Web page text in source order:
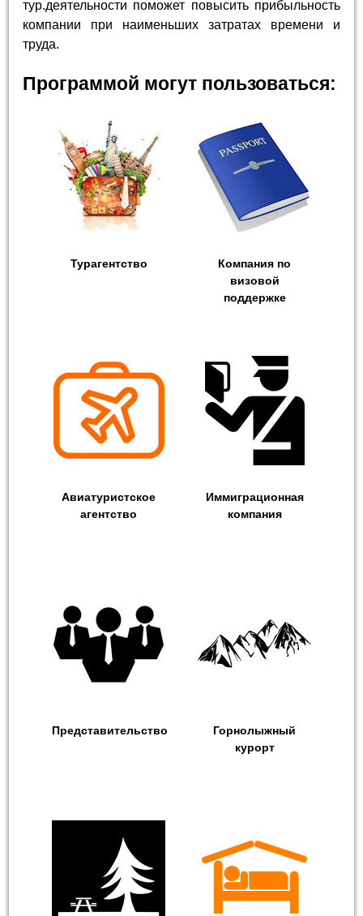
тур.деятельности поможет повысить прибыльность
компании при наименьших затратах времени и
труда.
Программой могут пользоваться:
Турагентство
Компания по
визовой
поддержке
Авиатуристское
агентство
Иммиграционная
компания
Представительство
Горнолыжный
курорт